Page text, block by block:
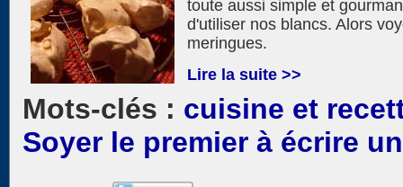
toute aussi simple et
d'utiliser nos blancs. Alors
meringues.
Lire la suite >>
cuisine et
Soyer le premier à écrire